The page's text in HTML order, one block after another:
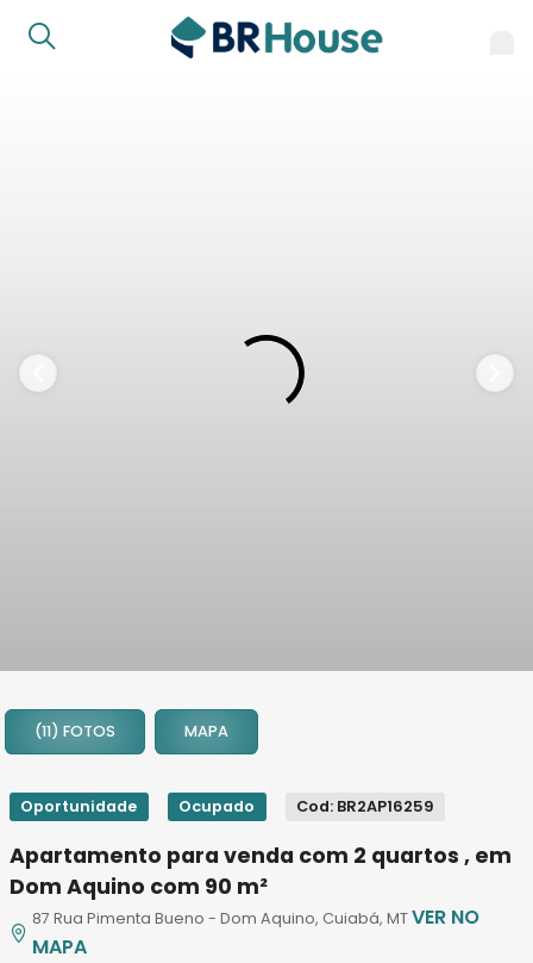
2
3
7
8
9
(11) FOTOS MAPA
Oportunidade Ocupado Cod: BR2AP16259
Apartamento para venda com 2 quartos , em
Dom Aquino com 90 m²
87 Rua Pimenta Bueno - Dom Aquino, Cuiabá, MTVER NO
MAPA